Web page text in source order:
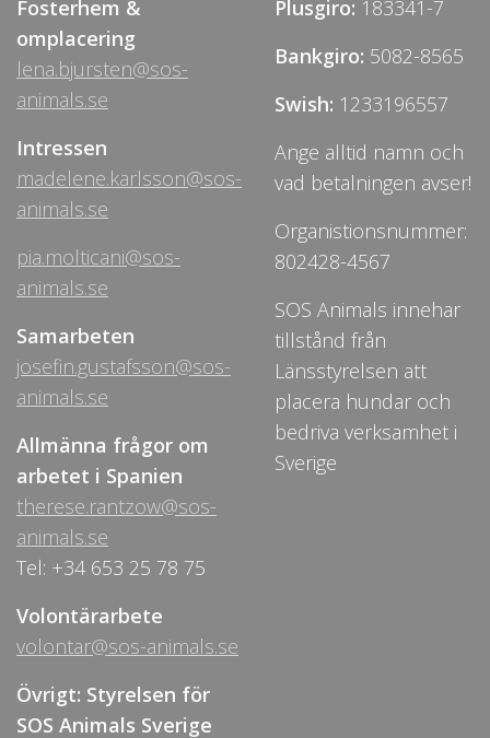
Fosterhem &
omplacering
lena.bjursten@sos-
animals.se
Intressen
madelene.karlsson@sos-
animals.se
pia.molticani@sos-
animals.se
Samarbeten
josefin.gustafsson@sos-
animals.se
Allmänna frågor om
arbetet i Spanien
therese.rantzow@sos-
animals.se
Tel: +34 653 25 78 75
Volontärarbete
volontar@sos-animals.se
Övrigt: Styrelsen för
SOS Animals Sverige
Plusgiro: 183341-7
Bankgiro: 5082-8565
Swish: 1233196557
Ange alltid namn och
vad betalningen avser!
Organistionsnummer:
802428-4567
SOS Animals innehar
tillstånd från
Länsstyrelsen att
placera hundar och
bedriva verksamhet i
Sverige